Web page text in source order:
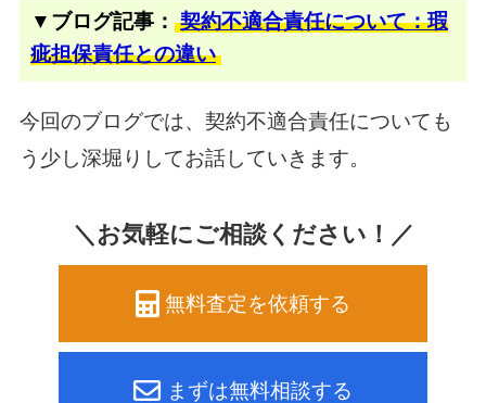
▼ブログ記事： 契約不適合責任について：瑕
疵担保責任との違い
今回のブログでは、契約不適合責任についても
う少し深堀りしてお話していきます。
＼お気軽にご相談ください！／
無料査定を依頼する
まずは無料相談する